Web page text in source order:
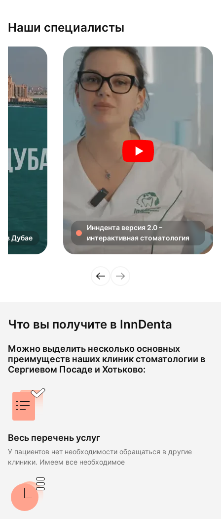
Наши специалисты
в Дубае
Инндента версия 2.0 –
интерактивная стоматология
Что вы получите в InnDenta
Можно выделить несколько основных
преимуществ наших клиник стоматологии в
Сергиевом Посаде и Хотьково:
Весь перечень услуг
У пациентов нет необходимости обращаться в другие
клиники. Имеем все необходимое